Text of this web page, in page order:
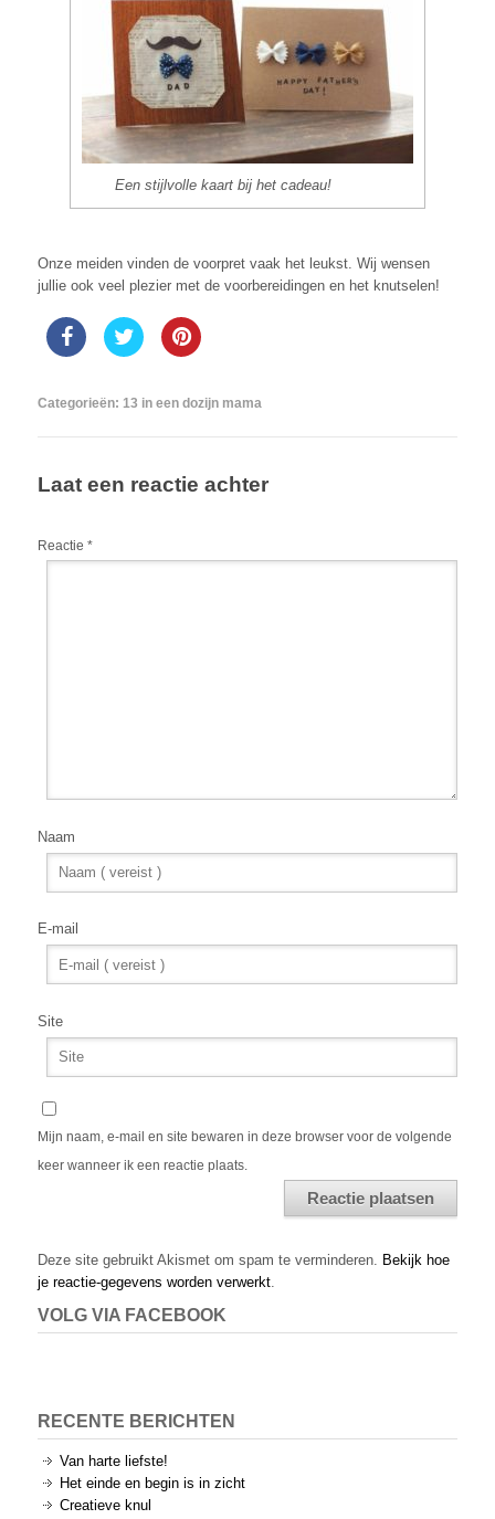
Een stijlvolle kaart bij het cadeau!
Onze meiden vinden de voorpret vaak het leukst. Wij wensen
jullie ook veel plezier met de voorbereidingen en het knutselen!
Categorieën: 13 in een dozijn mama
Laat een reactie achter
Reactie *
Naam
E-mail
Site
Mijn naam, e-mail en site bewaren in deze browser voor de volgende
keer wanneer ik een reactie plaats.
Deze site gebruikt Akismet om spam te verminderen. Bekijk hoe
je reactie-gegevens worden verwerkt.
VOLG VIA FACEBOOK
RECENTE BERICHTEN
Van harte liefste!
Het einde en begin is in zicht
Creatieve knul